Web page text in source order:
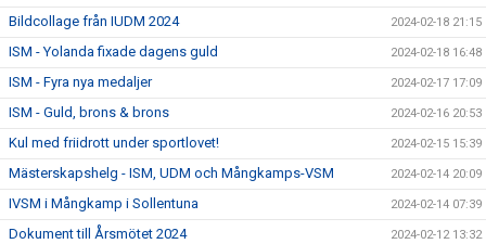
Bildcollage från IUDM 2024 2024-02-18 21:15
ISM - Yolanda fixade dagens guld 2024-02-18 16:48
ISM - Fyra nya medaljer 2024-02-17 17:09
ISM - Guld, brons & brons 2024-02-16 20:53
Kul med friidrott under sportlovet! 2024-02-15 15:39
Mästerskapshelg - ISM, UDM och Mångkamps-VSM 2024-02-14 20:09
IVSM i Mångkamp i Sollentuna 2024-02-14 07:39
Dokument till Årsmötet 2024 2024-02-12 13:32